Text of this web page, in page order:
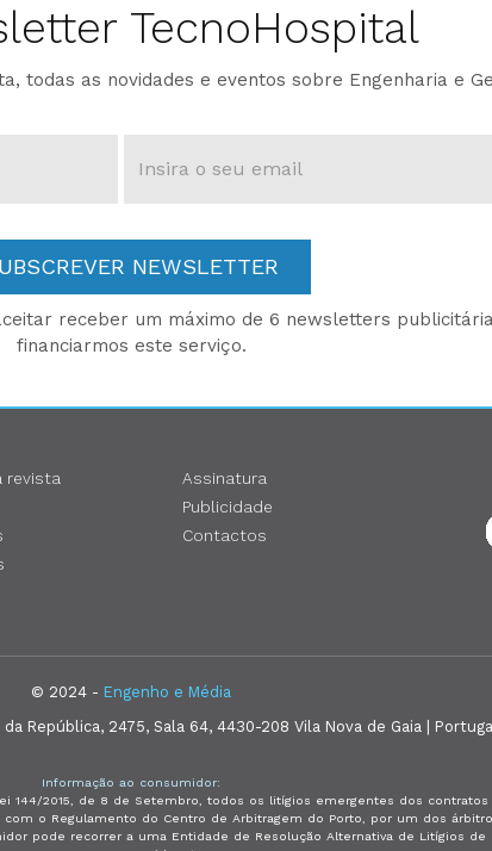
TecnoHospital
todas as novidades e eventos sobre Engenharia e
NEWSLETTER
receber um máximo de 6 newsletters
financiarmos este serviço.
revista
Assinatura
Publicidade
Contactos
© 2024 - Engenho e Média
República, 2475, Sala 64, 4430-208 Vila Nova de Gaia | Portugal
Informação ao consumidor:
144/2015, de 8 de Setembro, todos os litígios emergentes dos
o Regulamento do Centro de Arbitragem do Porto, por um dos
pode recorrer a uma Entidade de Resolução Alternativa de Litígios de